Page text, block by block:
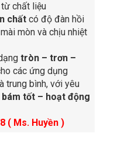
chất liệu
chất có độ đàn hồi
mòn và chịu nhiệt
tròn – trơn –
các ứng dụng
trung bình, với yêu
tốt – hoạt động
( Ms. Huyền )